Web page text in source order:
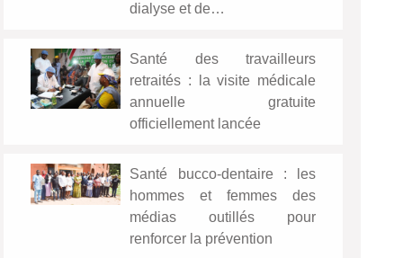
dialyse et de…
Santé des travailleurs
retraités : la visite médicale
annuelle gratuite
officiellement lancée
Santé bucco-dentaire : les
hommes et femmes des
médias outillés pour
renforcer la prévention